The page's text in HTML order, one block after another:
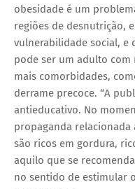
obesidade é um
regiões de desnutrição,
vulnerabilidade social, e
pode ser um adulto com
mais comorbidades,
derrame precoce. “A
antieducativo. No
propaganda
são ricos em gordura,
aquilo que se
no sentido de estimular